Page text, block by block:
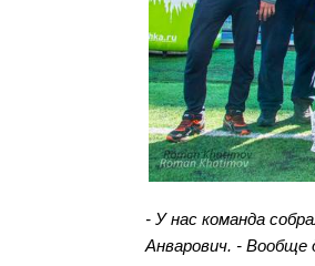
- У нас команда
Анварович. - Вообще